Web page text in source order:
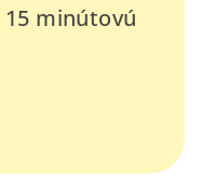
minútovú